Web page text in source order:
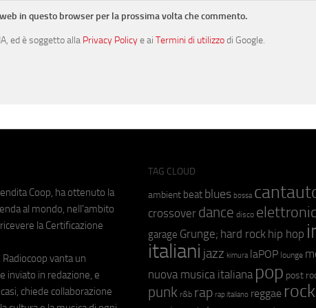
in questo browser per la prossima volta che commento.
ed è soggetto alla Privacy Policye ai Termini di utilizzodi Google.
Coop, ha ottenuto la
al mondo, nell'ambito
la Certificazione
vanta un
inviato in redazione, e
chiede collaborazione
TAG CLOUD
ambient beat blues bossa
crossover dance disco
garage Grunge; hard rock hip hop
italiani jazz kimura laPOP lounge
nuova musica italiana pop post
punk r&b rap rap italiano reggae rock